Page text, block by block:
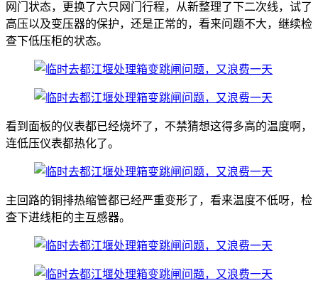
网门状态，更换了六只网门行程，从新整理了下二次线，试了
高压以及变压器的保护，还是正常的，看来问题不大，继续检
查下低压柜的状态。
看到面板的仪表都已经烧坏了，不禁猜想这得多高的温度啊，
连低压仪表都热化了。
主回路的铜排热缩管都已经严重变形了，看来温度不低呀，检
查下进线柜的主互感器。